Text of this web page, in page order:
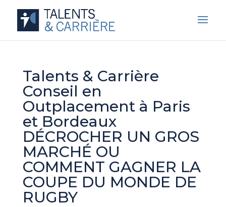
Talents & Carrière
Conseil en
Outplacement à Paris
et Bordeaux
DÉCROCHER UN GROS
MARCHÉ OU
COMMENT GAGNER LA
COUPE DU MONDE DE
RUGBY